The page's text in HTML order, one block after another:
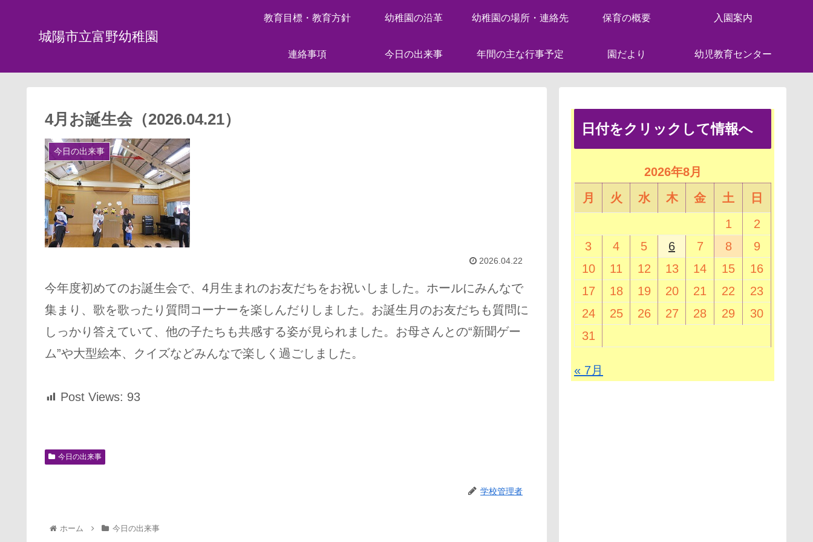
城陽市立富野幼稚園
教育目標・教育方針 幼稚園の沿革 幼稚園の場所・連絡先 保育の概要 入園案内
連絡事項 今日の出来事 年間の主な行事予定 園だより 幼児教育センター
4月お誕生会（2026.04.21）
今日の出来事
2026.04.22
今年度初めてのお誕生会で、4月生まれのお友だちをお祝いしました。ホールにみんなで
集まり、歌を歌ったり質問コーナーを楽しんだりしました。お誕生月のお友だちも質問に
しっかり答えていて、他の子たちも共感する姿が見られました。お母さんとの“新聞ゲー
ム”や大型絵本、クイズなどみんなで楽しく過ごしました。
Post Views: 93
今日の出来事
学校管理者
ホーム 今日の出来事
日付をクリックして情報へ
2026年8月
月
火 水 木 金 土
日
1
2
3
4 5 6 7 8
9
10
11 12 13 14 15
16
17
18 19 20 21 22
23
24
25 26 27 28 29
30
31
« 7月